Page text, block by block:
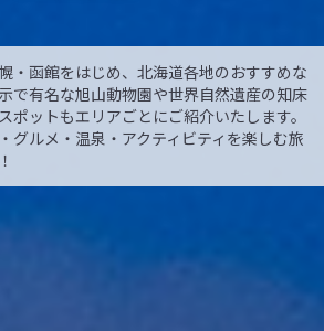
・函館をはじめ、北海道各地のおすすめな
で有名な旭山動物園や世界自然遺産の知床
ポットもエリアごとにご紹介いたします。
グルメ・温泉・アクティビティを楽しむ旅